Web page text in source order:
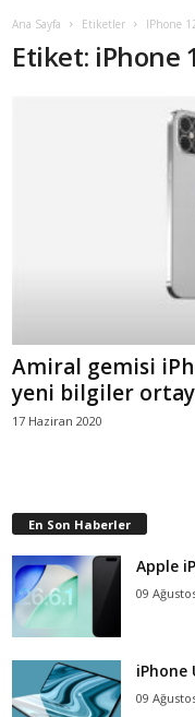
Ana Sayfa Etiketler IPhone
Etiket: iPhone
Amiral gemisi
yeni bilgiler
17 Haziran 2020
En Son Haberler
Apple
09
iPhone
09